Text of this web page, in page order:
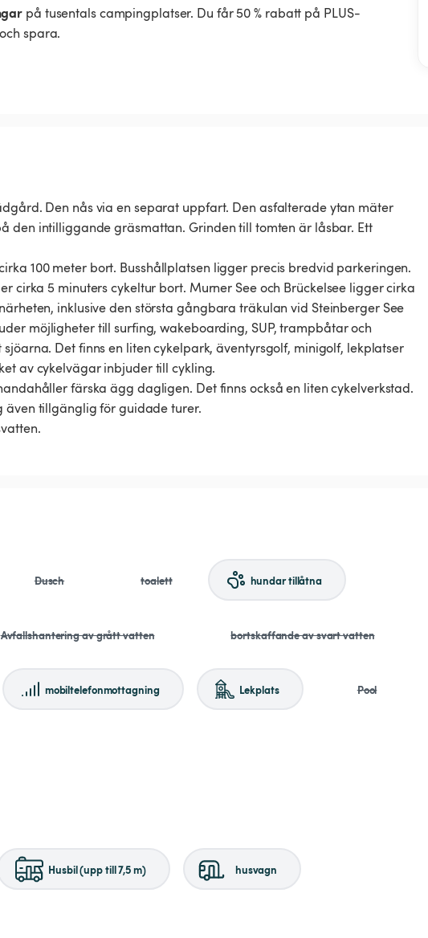
på tusentals campingplatser. Du får 50 % rabatt på PLUS-
spara.
Den nås via en separat uppfart. Den asfalterade ytan mäter
den intilliggande gräsmattan. Grinden till tomten är låsbar. Ett
100 meter bort. Busshållplatsen ligger precis bredvid parkeringen.
cirka 5 minuters cykeltur bort. Murner See och Brückelsee ligger cirka
inklusive den största gångbara träkulan vid Steinberger See
möjligheter till surfing, wakeboarding, SUP, trampbåtar och
Det finns en liten cykelpark, äventyrsgolf, minigolf, lekplatser
av cykelvägar inbjuder till cykling.
färska ägg dagligen. Det finns också en liten cykelverkstad.
även tillgänglig för guidade turer.
Dusch toalett hundar tillåtna
Avfallshantering av grått vatten bortskaffande av svart vatten
mobiltelefonmottagning Lekplats Pool
Husbil (upp till 7,5 m) husvagn